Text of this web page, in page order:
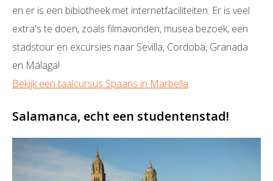
en er is een bibiotheek met internetfaciliteiten. Er is veel
extra's te doen, zoals filmavonden, musea bezoek, een
stadstour en excursies naar Sevilla, Cordoba, Granada
en Málaga!
Bekijk een taalcursus Spaans in Marbella
Salamanca, echt een studentenstad!